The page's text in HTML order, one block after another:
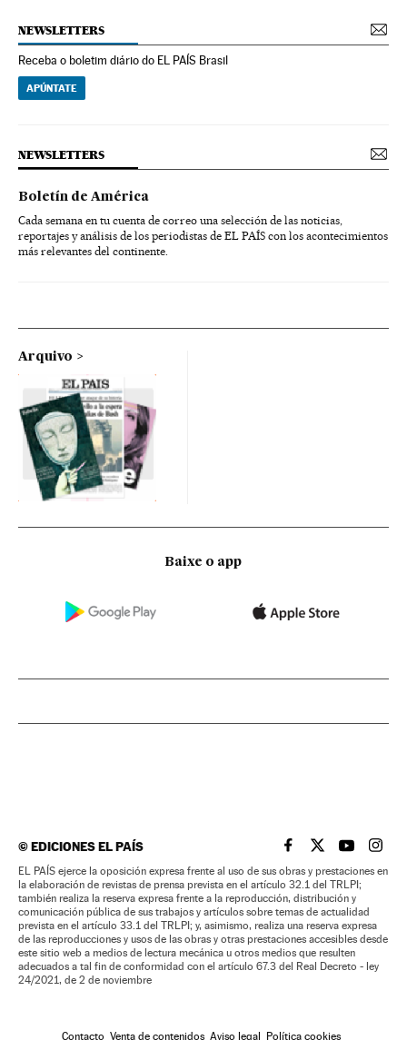
NEWSLETTERS
Receba o boletim diário do EL PAÍS Brasil
APÚNTATE
NEWSLETTERS
Boletín de América
Cada semana en tu cuenta de correo una selección de las noticias,
reportajes y análisis de los periodistas de EL PAÍS con los acontecimientos
más relevantes del continente.
Arquivo
Baixe o app
©EDICIONES EL PAÍS EL PAÍS BRASIL EN
EL PAÍSEL PAÍS
EL
EL PAÍS ejerce la oposición expresa frente al uso de sus obras y prestaciones en
la elaboración de revistas de prensa prevista en el artículo 32.1 del TRLPI;
también realiza la reserva expresa frente a la reproducción, distribución y
comunicación pública de sus trabajos y artículos sobre temas de actualidad
prevista en el artículo 33.1 del TRLPI; y, asimismo, realiza una reserva expresa
de las reproducciones y usos de las obras y otras prestaciones accesibles desde
este sitio web a medios de lectura mecánica u otros medios que resulten
adecuados a tal fin de conformidad con el artículo 67.3 del Real Decreto - ley
24/2021, de 2 de noviembre
Contacto Venta de contenidos Aviso legal Política cookies